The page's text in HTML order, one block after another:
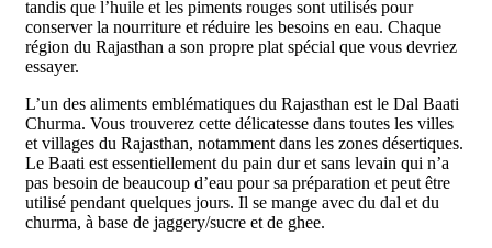
tandis que l’huile et les piments rouges sont utilisés pour
conserver la nourriture et réduire les besoins en eau. Chaque
région du Rajasthan a son propre plat spécial que vous devriez
essayer.
L’un des aliments emblématiques du Rajasthan est le Dal Baati
Churma. Vous trouverez cette délicatesse dans toutes les villes
et villages du Rajasthan, notamment dans les zones désertiques.
Le Baati est essentiellement du pain dur et sans levain qui n’a
pas besoin de beaucoup d’eau pour sa préparation et peut être
utilisé pendant quelques jours. Il se mange avec du dal et du
churma, à base de jaggery/sucre et de ghee.